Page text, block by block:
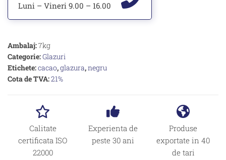
Luni – Vineri 9.00 – 16.00
Ambalaj:7kg
Categorie:Glazuri
Etichete:cacao,glazura,negru
Cota de TVA:21%
Calitate
certificata ISO
22000
Experienta de
peste 30 ani
Produse
exportate in 40
de tari